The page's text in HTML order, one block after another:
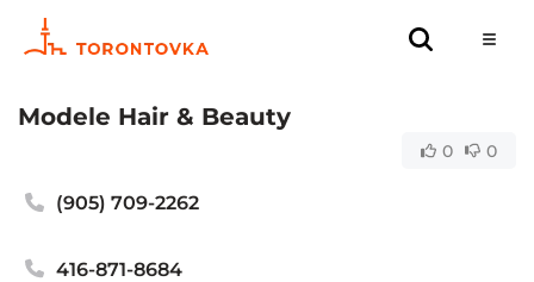
Modele Hair & Beauty
0 0
(905) 709-2262
416-871-8684